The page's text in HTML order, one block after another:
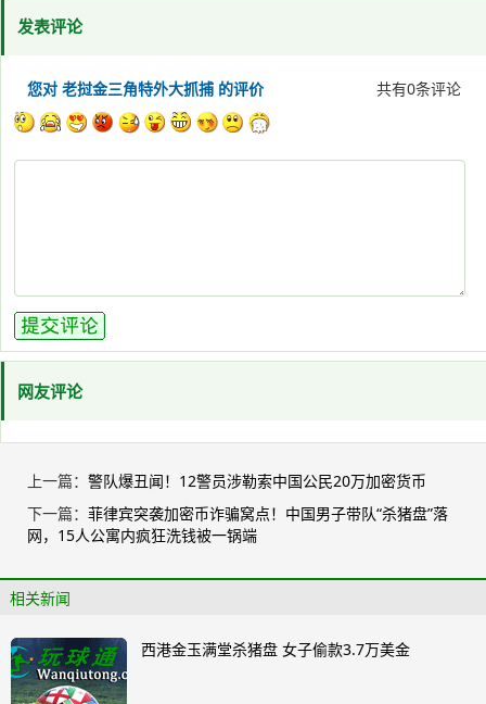
发表评论
您对 老挝金三角特外大抓捕 的评价 共有0条评论
网友评论
上一篇： 警队爆丑闻！12警员涉勒索中国公民20万加密货币
下一篇： 菲律宾突袭加密币诈骗窝点！中国男子带队“杀猪盘”落
网，15人公寓内疯狂洗钱被一锅端
相关新闻
西港金玉满堂杀猪盘 女子偷款3.7万美金